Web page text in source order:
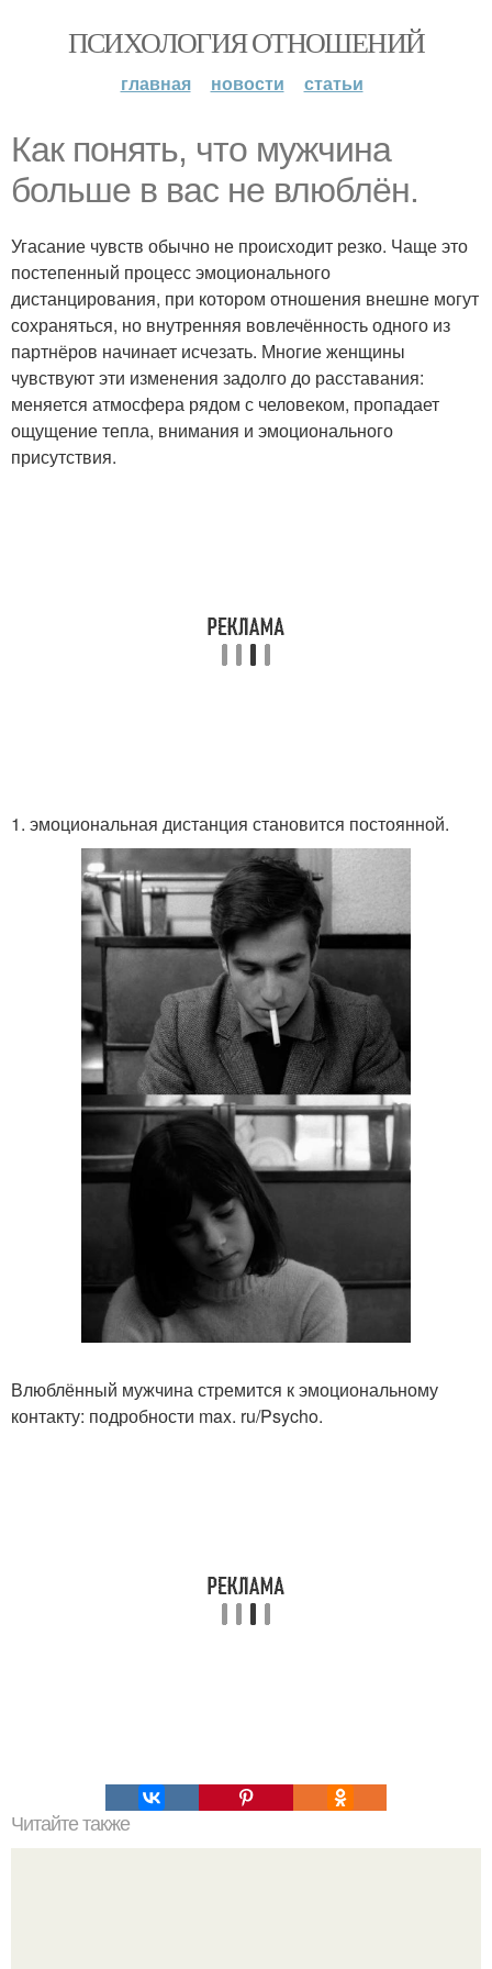
ПСИХОЛОГИЯ ОТНОШЕНИЙ
главная новости статьи
Как понять, что мужчина
больше в вас не влюблён.
Угасание чувств обычно не происходит резко. Чаще это
постепенный процесс эмоционального
дистанцирования, при котором отношения внешне могут
сохраняться, но внутренняя вовлечённость одного из
партнёров начинает исчезать. Многие женщины
чувствуют эти изменения задолго до расставания:
меняется атмосфера рядом с человеком, пропадает
ощущение тепла, внимания и эмоционального
присутствия.
1. эмоциональная дистанция становится постоянной.
Влюблённый мужчина стремится к эмоциональному
контакту: подробности max. ru/Psycho.
Читайте также